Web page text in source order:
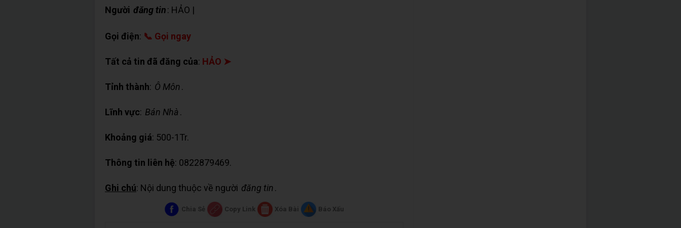
Người đăng tin: HẢO |
Gọi điện: 📞 Gọi ngay
Tất cả tin đã đăng của: HẢO ➤
Tỉnh thành: Ô Môn.
Lĩnh vực: Bán Nhà .
Khoảng giá: 500-1Tr.
Thông tin liên hệ: 0822879469.
Ghi chú: Nội dung thuộc về người đăng tin.
Chia Sẻ Copy Link Xóa Bài Báo Xấu